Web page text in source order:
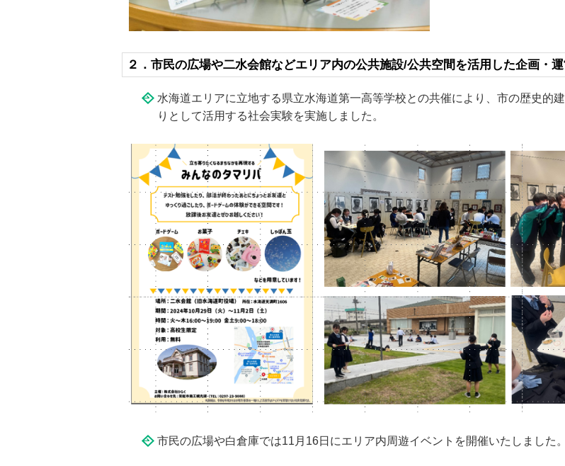
２．市民の広場や二水会館などエリア内の公共施設/公共空間を活用した企画・
水海道エリアに立地する県立水海道第一高等学校との共催により、市の歴史的
りとして活用する社会実験を実施しました。
市民の広場や白倉庫では11月16日にエリア内周遊イベントを開催いたしました。